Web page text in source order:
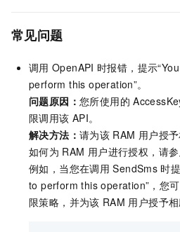
常见问题
调用 OpenAPI 时报错，提示
perform this operation”。
问题原因： 您所使用的
限调用该 API。
解决方法： 请为该 RAM 用户授
如何为 RAM 用户进行授权，请
例如，当您在调用 SendSms 时
to perform this operation”，您
限策略，并为该 RAM 用户授予相